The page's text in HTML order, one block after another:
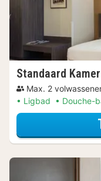
Standaard Kamer
Max. 2
Ligbad
Douche-